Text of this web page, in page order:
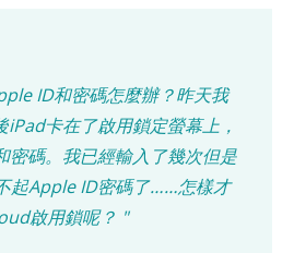
ID和密碼怎麼辦？昨天我
卡在了啟用鎖定螢幕上，
密碼。我已經輸入了幾次但是
起Apple ID密碼了……怎樣才
啟用鎖呢？ "